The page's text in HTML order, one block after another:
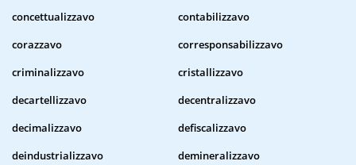
concettualizzavo
contabilizzavo
corazzavo
corresponsabilizzavo
criminalizzavo
cristallizzavo
decartellizzavo
decentralizzavo
decimalizzavo
defiscalizzavo
deindustrializzavo
demineralizzavo